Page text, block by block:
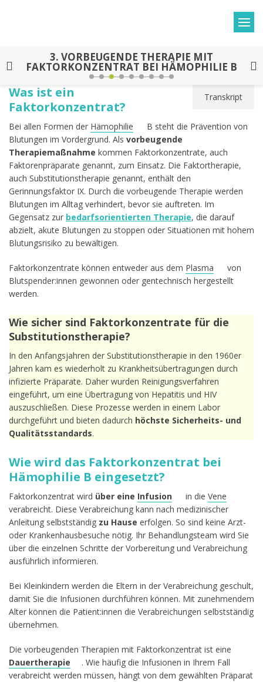
3. VORBEUGENDE THERAPIE MIT
FAKTORKONZENTRAT BEI HÄMOPHILIE B
Transkript
Was ist ein
Faktorkonzentrat?
Bei allen Formen der Hämophilie
B steht die Prävention von
Blutungen im Vordergrund. Als vorbeugende
Therapiemaßnahme kommen Faktorkonzentrate, auch
Faktorenpräparate genannt, zum Einsatz. Die Faktortherapie,
auch Substitutionstherapie genannt, enthält den
Gerinnungsfaktor IX. Durch die vorbeugende Therapie werden
Blutungen im Alltag verhindert, bevor sie auftreten. Im
Gegensatz zur bedarfsorientierten Therapie, die darauf
abzielt, akute Blutungen zu stoppen oder Situationen mit hohem
Blutungsrisiko zu bewältigen.
Faktorkonzentrate können entweder aus dem Plasma
von
Blutspender:innen gewonnen oder gentechnisch hergestellt
werden.
Wie sicher sind Faktorkonzentrate für die
Substitutionstherapie?
In den Anfangsjahren der Substitutionstherapie in den 1960er
Jahren kam es wiederholt zu Krankheitsübertragungen durch
infizierte Präparate. Daher wurden Reinigungsverfahren
eingeführt, um eine Übertragung von Hepatitis und HIV
auszuschließen. Diese Prozesse werden in einem Labor
durchgeführt und bieten dadurch höchste Sicherheits- und
Qualitätsstandards.
Wie wird das Faktorkonzentrat bei
Hämophilie B eingesetzt?
Faktorkonzentrat wird über eine Infusion in die Vene
verabreicht. Diese Verabreichung kann nach medizinischer
Anleitung selbstständig zu Hause erfolgen. So sind keine Arzt-
oder Krankenhausbesuche nötig. Ihr Behandlungsteam wird Sie
über die einzelnen Schritte der Vorbereitung und Verabreichung
ausführlich informieren.
Bei Kleinkindern werden die Eltern in der Verabreichung geschult,
damit Sie die Infusionen durchführen können. Mit zunehmendem
Alter können die Patient:innen die Verabreichungen selbstständig
übernehmen.
Die vorbeugenden Therapien mit Faktorkonzentrat ist eine
Dauertherapie
. Wie häufig die Infusionen in Ihrem Fall
verabreicht werden müssen, hängt von dem gewählten Präparat